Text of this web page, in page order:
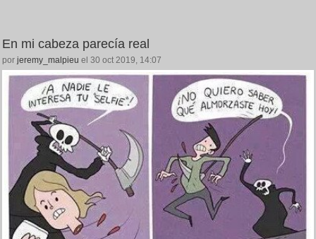
En mi cabeza parecía real
por jeremy_malpieu el 30 oct 2019, 14:07